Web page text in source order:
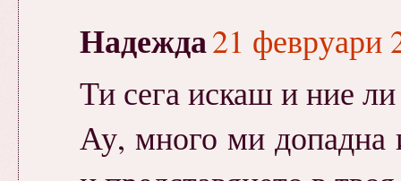
Надежда21 февруари
Ти сега искаш и ние
Ау, много ми допадна